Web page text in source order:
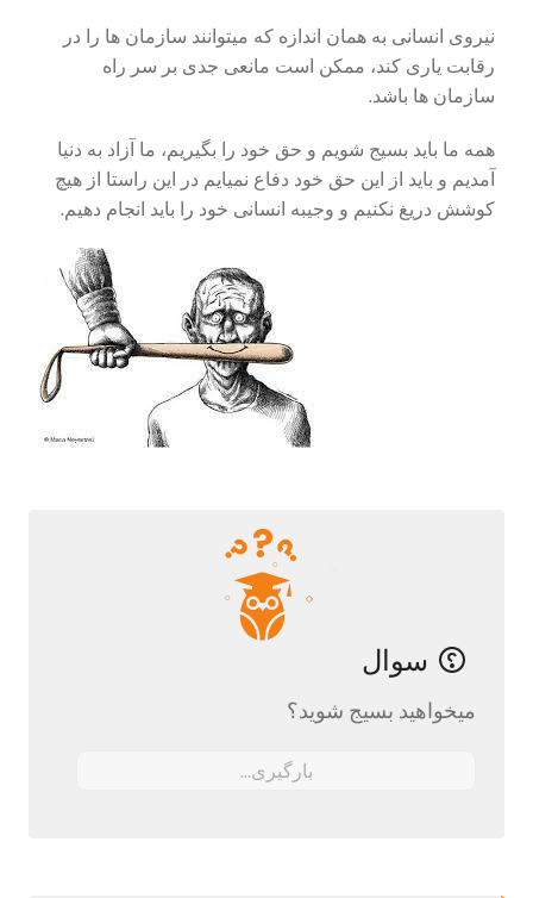
نیروی انسانی به همان اندازه که میتوانند سازمان ها را در
رقابت یاری کند، ممکن است مانعی جدی بر سر راه
سازمان ها باشد.
همه ما باید بسیج شویم و حق خود را بگیریم، ما آزاد به دنیا
آمدیم و باید از این حق خود دفاع نمیایم در این راستا از هیچ
کوشش دریغ نکنیم و وجیبه انسانی خود را باید انجام دهیم.
سوال
میخواهید بسیج شوید؟
بارگیری...